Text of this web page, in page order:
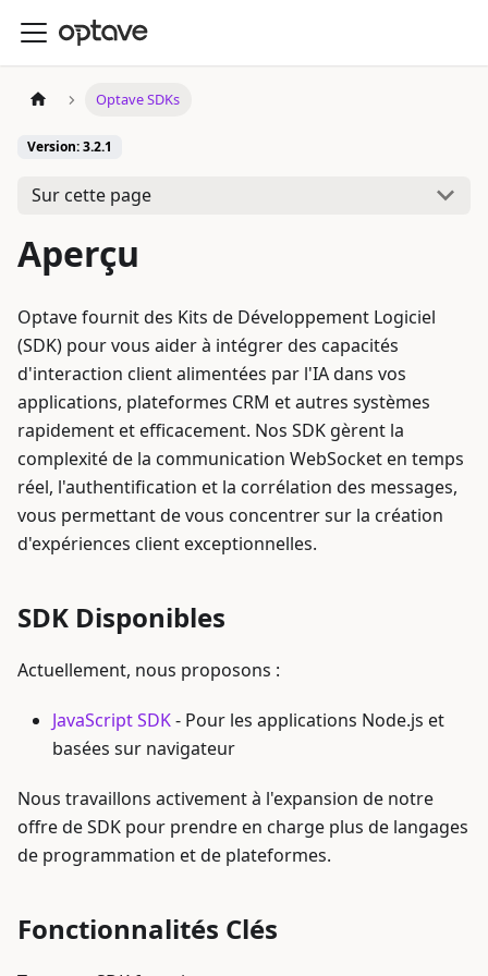
Optave SDKs
Version: 3.2.1
Sur cette page
Aperçu
Optave fournit des Kits de Développement Logiciel
(SDK) pour vous aider à intégrer des capacités
d'interaction client alimentées par l'IA dans vos
applications, plateformes CRM et autres systèmes
rapidement et efficacement. Nos SDK gèrent la
complexité de la communication WebSocket en temps
réel, l'authentification et la corrélation des messages,
vous permettant de vous concentrer sur la création
d'expériences client exceptionnelles.
SDK Disponibles
Actuellement, nous proposons :
JavaScript SDK- Pour les applications Node.js et
basées sur navigateur
Nous travaillons activement à l'expansion de notre
offre de SDK pour prendre en charge plus de langages
de programmation et de plateformes.
Fonctionnalités Clés